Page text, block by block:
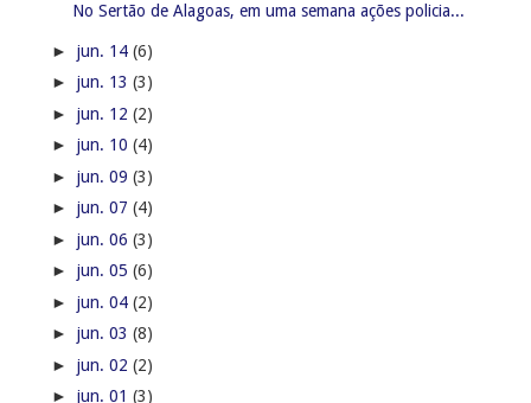
No Sertão de Alagoas, em uma semana ações policia...
► jun. 14 (6)
► jun. 13 (3)
► jun. 12 (2)
► jun. 10 (4)
► jun. 09 (3)
► jun. 07 (4)
► jun. 06 (3)
► jun. 05 (6)
► jun. 04 (2)
► jun. 03 (8)
► jun. 02 (2)
► jun. 01 (3)